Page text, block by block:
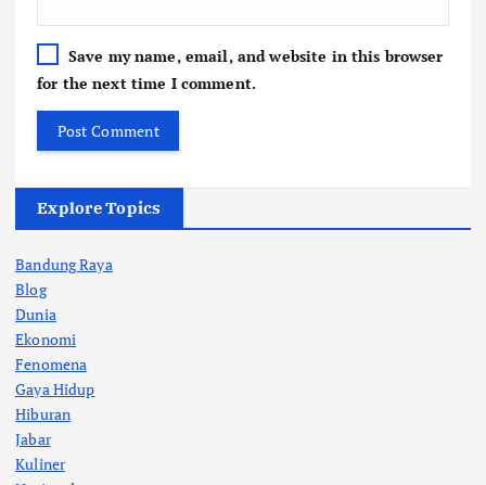
Save my name, email, and website in this browser
for the next time I comment.
Explore Topics
Bandung Raya
Blog
Dunia
Ekonomi
Fenomena
Gaya Hidup
Hiburan
Jabar
Kuliner